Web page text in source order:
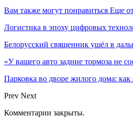
Вам также могут понравиться Еще
Логистика в эпоху цифровых
Белорусский священник ушёл в
«У вашего авто задние тормоза не
Парковка во дворе жилого дома:
Prev Next
Комментарии закрыты.